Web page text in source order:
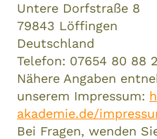
Untere Dorfstraße 8
79843 Löffingen
Deutschland
Telefon: 07654 80 88
Nähere Angaben
unserem Impressum:
akademie.de/
Bei Fragen, wenden